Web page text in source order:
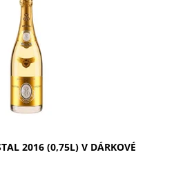
ROEDERER Cristal 2016 v
60% Pinot Noir a 40% Chardonnay
tóny žlutého...
2016 (0,75L) V DÁRKOVÉ